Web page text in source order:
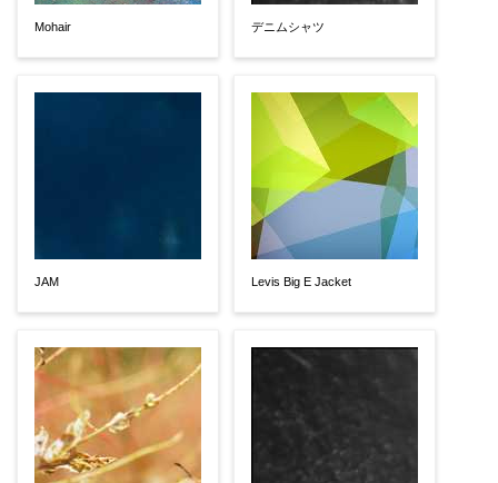
Mohair
JAM
デニムシャツ
Levis Big E Jacket